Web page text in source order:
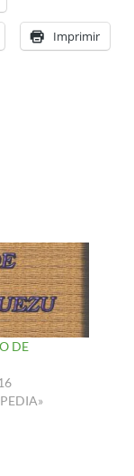
Imprimir
DE